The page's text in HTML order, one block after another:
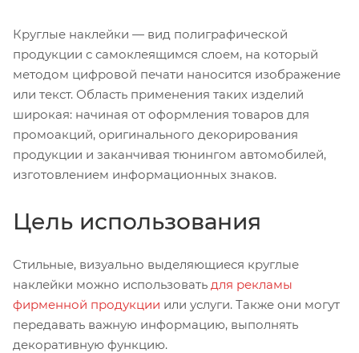
Круглые наклейки — вид полиграфической
продукции с самоклеящимся слоем, на который
методом цифровой печати наносится изображение
или текст. Область применения таких изделий
широкая: начиная от оформления товаров для
промоакций, оригинального декорирования
продукции и заканчивая тюнингом автомобилей,
изготовлением информационных знаков.
Цель использования
Стильные, визуально выделяющиеся круглые
наклейки можно использовать для рекламы
фирменной продукции или услуги. Также они могут
передавать важную информацию, выполнять
декоративную функцию.